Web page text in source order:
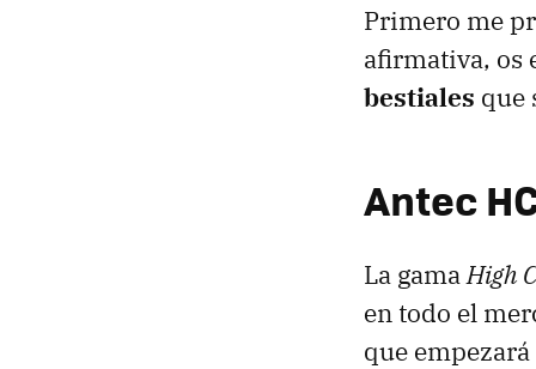
Primero me
afirmativa, os
bestiales que
Antec
La gamaHigh
en todo el
que